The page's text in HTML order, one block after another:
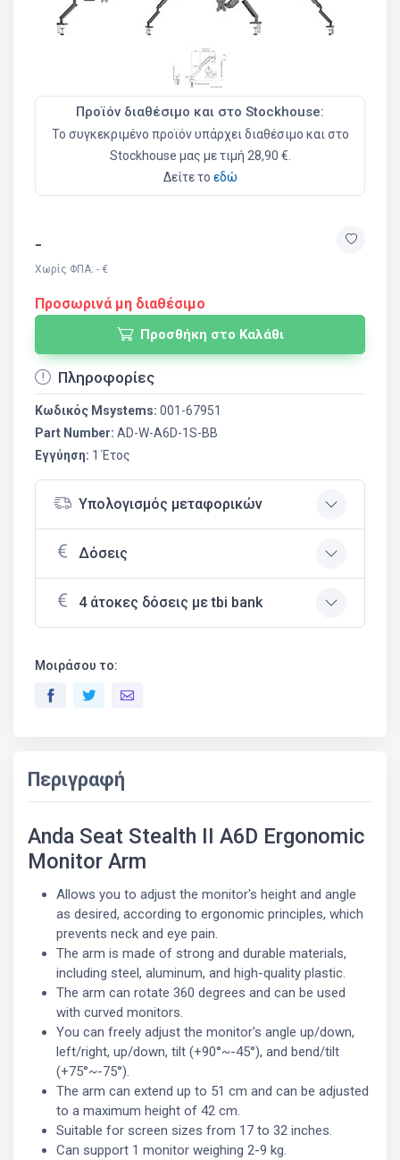
Προϊόν διαθέσιμο και στο Stockhouse:
Το συγκεκριμένο προϊόν υπάρχει διαθέσιμο και στο
Stockhouse μας με τιμή 28,90 €.
Δείτε το εδώ
-
Χωρίς ΦΠΑ: - €
Προσωρινά μη διαθέσιμο
Προσθήκη στο Καλάθι
Πληροφορίες
Κωδικός Msystems: 001-67951
Part Number: AD-W-A6D-1S-BB
Εγγύηση: 1 Έτος
Υπολογισμός μεταφορικών
Δόσεις
4 άτοκες δόσεις με tbi bank
Μοιράσου το:
Περιγραφή
Anda Seat Stealth II A6D Ergonomic
Monitor Arm
Allows you to adjust the monitor's height and angle
as desired, according to ergonomic principles, which
prevents neck and eye pain.
The arm is made of strong and durable materials,
including steel, aluminum, and high-quality plastic.
The arm can rotate 360 degrees and can be used
with curved monitors.
You can freely adjust the monitor's angle up/down,
left/right, up/down, tilt (+90°~-45°), and bend/tilt
(+75°~-75°).
The arm can extend up to 51 cm and can be adjusted
to a maximum height of 42 cm.
Suitable for screen sizes from 17 to 32 inches.
Can support 1 monitor weighing 2-9 kg.